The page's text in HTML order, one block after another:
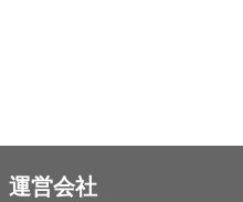
運営会社